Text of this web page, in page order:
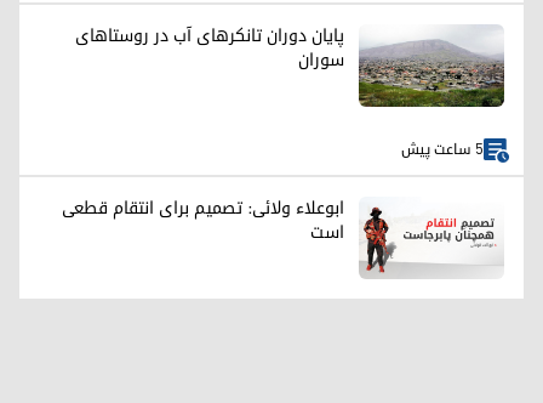
پایان دوران تانکرهای آب در روستاهای
سوران
5 ساعت پیش
ابوعلاء ولائی: تصمیم برای انتقام قطعی
است